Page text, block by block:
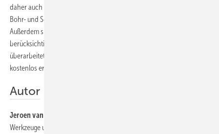
daher auch konkrete Anleitungen zur Beurteilung von Schraubern,
Bohr- und Schleifmaschinen bis zu Niet- und Meißelhämmer.
Außerdem sind die aktuell geltenden Normen und Verordnungen
berücksichtigt. Herausgegeben wird es in der zweiten, komplett
überarbeiteten Auflage von Atlas Copco Tools und ist dort auch
kostenlos erhältlich unter:
Autor
Jeroen van Geenen
Werkzeuge und Ergonomie-Spezialist bei der Atlas Copco Tools